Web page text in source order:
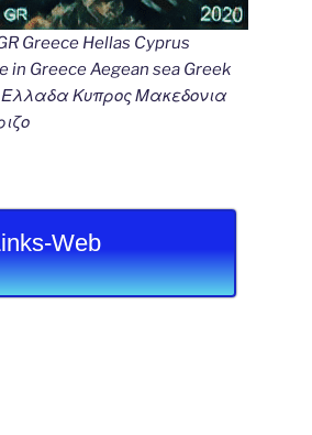
Greece Hellas Cyprus
in Greece Aegean sea Greek
Ελλαδα Κυπρος Μακεδονια
Web